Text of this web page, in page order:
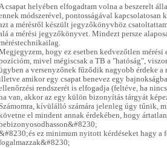
csapat helyében elfogadtam volna a beszerelt
módszerével, pontosságával kapcsolatosan
a mérésről készült jegyzőkönyvhöz
a mérési jegyzőkönyvet. Mindezt persze
hogy ez esetben kedvezőtlen mérési
mivel mégiscsak a TB a "hatóság",
a versenyzőnek fűződik nagyobb érdeke a
amikor egy csapat benevez egy
rendszerét is elfogadja (feltéve, ha
van, akkor az egy külön bizonyítás tárgyát
Számomra, kívülálló számára jelenleg úgy tűnik,
el mindent annak érdekében, hogy
ez minimum nyitott kérdéseket hagy a